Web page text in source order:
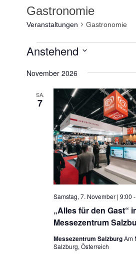
Gastronomie
Veranstaltungen Gastronomie
Veranstaltungen
Anstehend
wählen.
November 2026
SA.
7
„Alles für den Gast“
Messezentrum
Samstag, 7. November | 9:00 -
Messezentrum SalzburgAm
Salzburg, Österreich